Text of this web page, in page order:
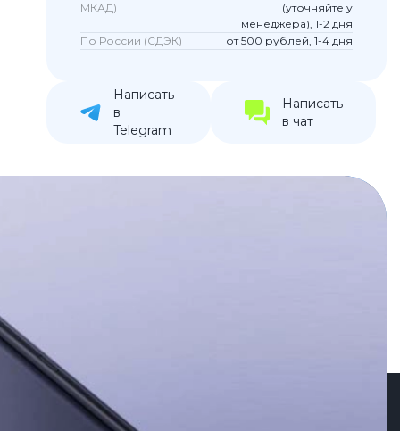
МКАД)
(уточняйте у
менеджера), 1-2 дня
По России (СДЭК)
от 500 рублей, 1-4 дня
Написать
в
Telegram
Написать
в чат